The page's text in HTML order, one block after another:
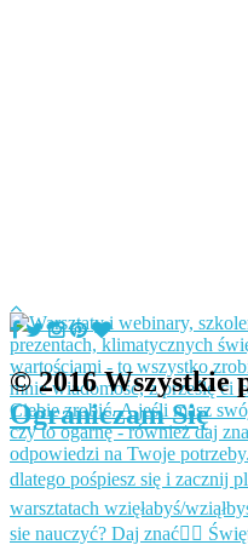
© 2016 Wszystkie
Ograniczam Się